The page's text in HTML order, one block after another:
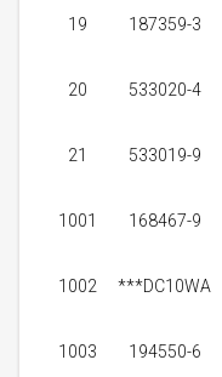
19 187359-3
20 533020-4
21 533019-9
1001 168467-9
1002 ***DC10WA
1003 194550-6